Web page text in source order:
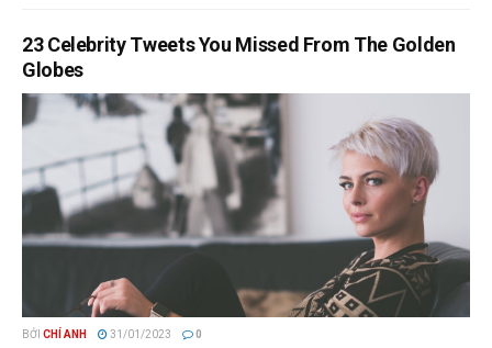
23 Celebrity Tweets You Missed From The Golden
Globes
BỞI CHÍ ANH 31/01/2023 0